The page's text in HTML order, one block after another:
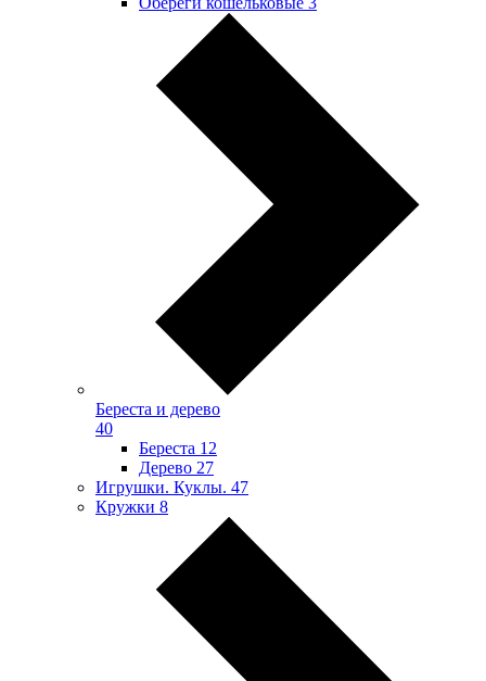
Береста и дерево
40
Береста 12
Дерево 27
Игрушки. Куклы. 47
Кружки 8